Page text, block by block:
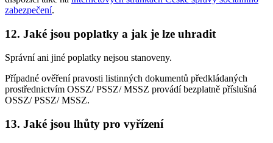
zabezpečení.
12. Jaké jsou poplatky a jak je lze uhradit
Správní ani jiné poplatky nejsou stanoveny.
Případné ověření pravosti listinných dokumentů předkládaných
prostřednictvím OSSZ/ PSSZ/ MSSZ provádí bezplatně příslušná
OSSZ/ PSSZ/ MSSZ.
13. Jaké jsou lhůty pro vyřízení